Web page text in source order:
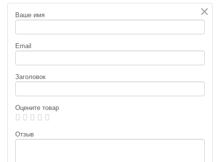
×
Ваше имя
Email
Заголовок
Оцените товар
Отзыв